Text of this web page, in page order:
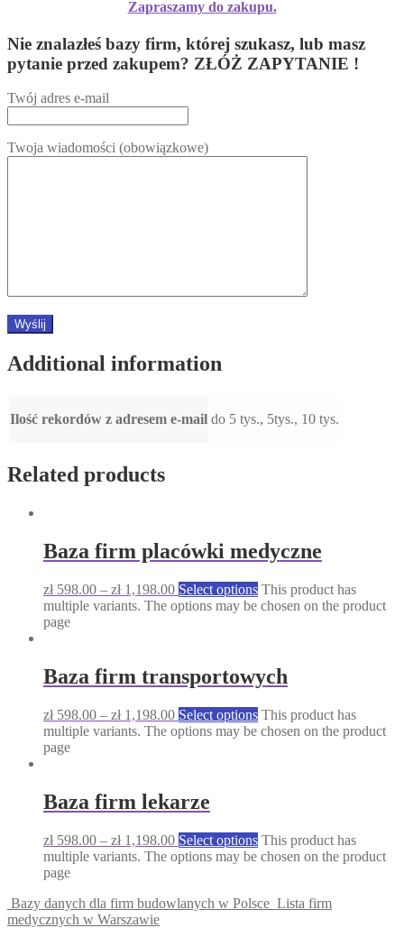
Zapraszamy do zakupu.
Nie znalazłeś bazy firm, której szukasz, lub masz
pytanie przed zakupem? ZŁÓŻ ZAPYTANIE !
Twój adres e-mail
Twoja wiadomości (obowiązkowe)
Additional information
Ilość rekordów z adresem e-mail do 5 tys., 5tys., 10 tys.
Related products
Baza firm placówki medyczne
zł598.00 – zł1,198.00 Select options This product has
multiple variants. The options may be chosen on the product
page
Baza firm transportowych
zł598.00 – zł1,198.00 Select options This product has
multiple variants. The options may be chosen on the product
page
Baza firm lekarze
zł598.00 – zł1,198.00 Select options This product has
multiple variants. The options may be chosen on the product
page
Bazy danych dla firm budowlanych w Polsce Lista firm
medycznych w Warszawie